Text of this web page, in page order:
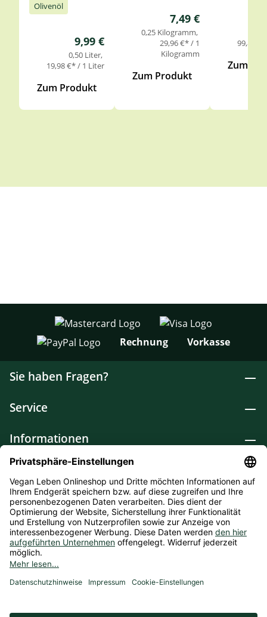
Olivenöl
Regulärer Preis:
9,99 €
0,50 Liter
19,98 €* / 1 Liter
Zum Produkt
Regulärer Preis:
7,49 €
0,25 Kilogramm
29,96 €* / 1
Kilogramm
Zum Produkt
99,85
Zum
Rechnung Vorkasse
Sie haben Fragen?
Service
Informationen
Lebensmittel
Drogerie
Weitere Kategorien
* Alle Preise inkl. gesetzl. Mehrwertsteuer zzgl.
anders angegeben. Bioprodukte im Bio-Kontrollverfahren bei